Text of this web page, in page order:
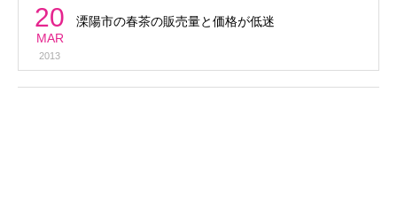
20
MAR
2013
溧陽市の春茶の販売量と価格が低迷